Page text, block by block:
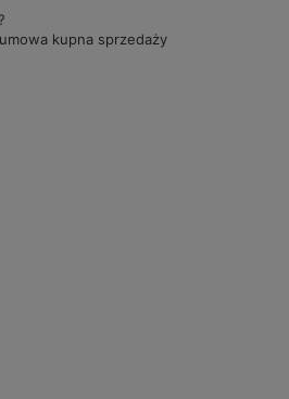
kupna sprzedaży